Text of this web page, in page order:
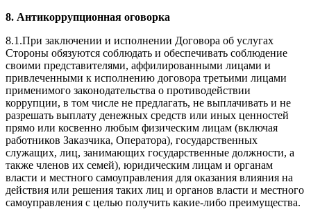
8. Антикоррупционная оговорка
8.1.При заключении и исполнении Договора об услугах
Стороны обязуются соблюдать и обеспечивать соблюдение
своими представителями, аффилированными лицами и
привлеченными к исполнению договора третьими лицами
применимого законодательства о противодействии
коррупции, в том числе не предлагать, не выплачивать и не
разрешать выплату денежных средств или иных ценностей
прямо или косвенно любым физическим лицам (включая
работников Заказчика, Оператора), государственных
служащих, лиц, занимающих государственные должности, а
также членов их семей), юридическим лицам и органам
власти и местного самоуправления для оказания влияния на
действия или решения таких лиц и органов власти и местного
самоуправления с целью получить какие-либо преимущества.